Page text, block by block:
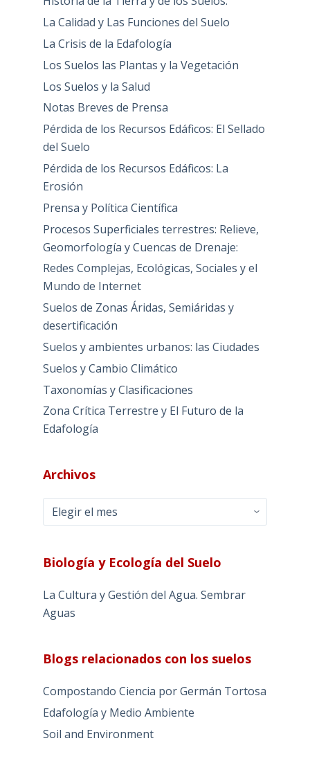
La Calidad y Las Funciones del Suelo
La Crisis de la Edafología
Los Suelos las Plantas y la Vegetación
Los Suelos y la Salud
Notas Breves de Prensa
Pérdida de los Recursos Edáficos: El Sellado
del Suelo
Pérdida de los Recursos Edáficos: La
Erosión
Prensa y Política Científica
Procesos Superficiales terrestres: Relieve,
Geomorfología y Cuencas de Drenaje:
Redes Complejas, Ecológicas, Sociales y el
Mundo de Internet
Suelos de Zonas Áridas, Semiáridas y
desertificación
Suelos y ambientes urbanos: las Ciudades
Suelos y Cambio Climático
Taxonomías y Clasificaciones
Zona Crítica Terrestre y El Futuro de la
Edafología
Archivos
Archivos
Biología y Ecología del Suelo
La Cultura y Gestión del Agua. Sembrar
Aguas
Blogs relacionados con los suelos
Compostando Ciencia por Germán Tortosa
Edafología y Medio Ambiente
Soil and Environment